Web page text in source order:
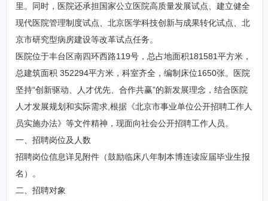
里。同时，医院还承担国家公立医院高质量发展试点、建立健全
现代医院管理制度试点、北京医学科技创新与成果转化试点、北
京市研究型病房建设等改革试点任务。
医院位于丰台区南四环西路119号，总占地面积181581平方米，
总建筑面积 352294平方米，科室齐全，编制床位1650张。医院
坚持“创新驱动、人才优先、合作共赢”的新发展理念，结合医院
人才发展规划和实际需求,根据《北京市事业单位公开招聘工作人
员实施办法》等文件精神，现面向社会公开招聘工作人员。
一、招聘岗位及人数
招聘岗位信息详见附件（鼓励临床八年制本博连读应届毕业生报
名）。
二、招聘对象